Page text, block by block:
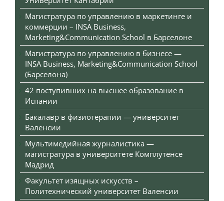
Магистратура по управлению в маркетинге и
коммерции – INSA Business,
Marketing&Communication School в Барселоне
Магистратура по управлению в бизнесе —
INSA Business, Marketing&Communication School
(Барселона)
42 поступивших на высшее образование в
Испании
Бакалавр в физиотерапии — университет
Валенсии
Мультимедийная журналистика —
магистратура в университете Комплутенсе
Мадрид
Факультет изящных искусств –
Политехнический университет Валенсии